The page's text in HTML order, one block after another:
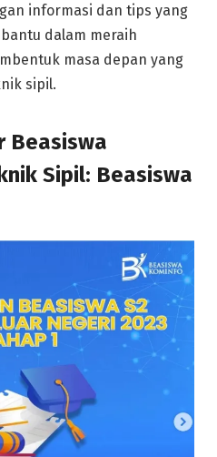
informasi dan tips yang
dalam meraih
masa depan yang
sipil.
Beasiswa
Sipil: Beasiswa